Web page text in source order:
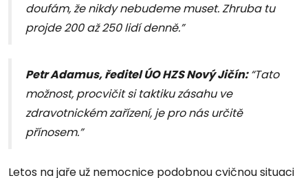
doufám, že nikdy nebudeme muset. Zhruba tu
projde 200 až 250 lidí denně.”
Petr Adamus, ředitel ÚO HZS Nový Jičín:“Tato
možnost, procvičit si taktiku zásahu ve
zdravotnickém zařízení, je pro nás určitě
přínosem.”
Letos na jaře už nemocnice podobnou cvičnou situaci